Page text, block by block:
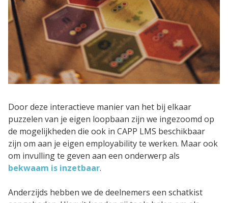
Integraties
Onze service
Klanten
Klantenbestand
Resources
E-books & White Papers
Events & Webinars
Productsheets
Door deze interactieve manier van het bij elkaar
puzzelen van je eigen loopbaan zijn we ingezoomd op
de mogelijkheden die ook in CAPP LMS beschikbaar
zijn om aan je eigen employability te werken. Maar ook
om invulling te geven aan een onderwerp als
bekwaam is inzetbaar.
Anderzijds hebben we de deelnemers een schatkist